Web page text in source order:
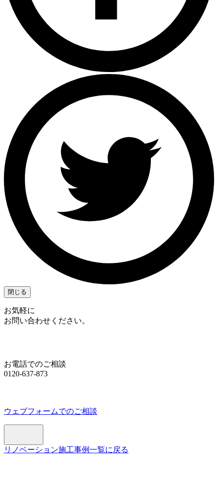
閉じる
お気軽に
お問い合わせください。
お電話でのご相談
0120-637-873
ウェブフォームでのご相談
リノベーション施工事例一覧に戻る